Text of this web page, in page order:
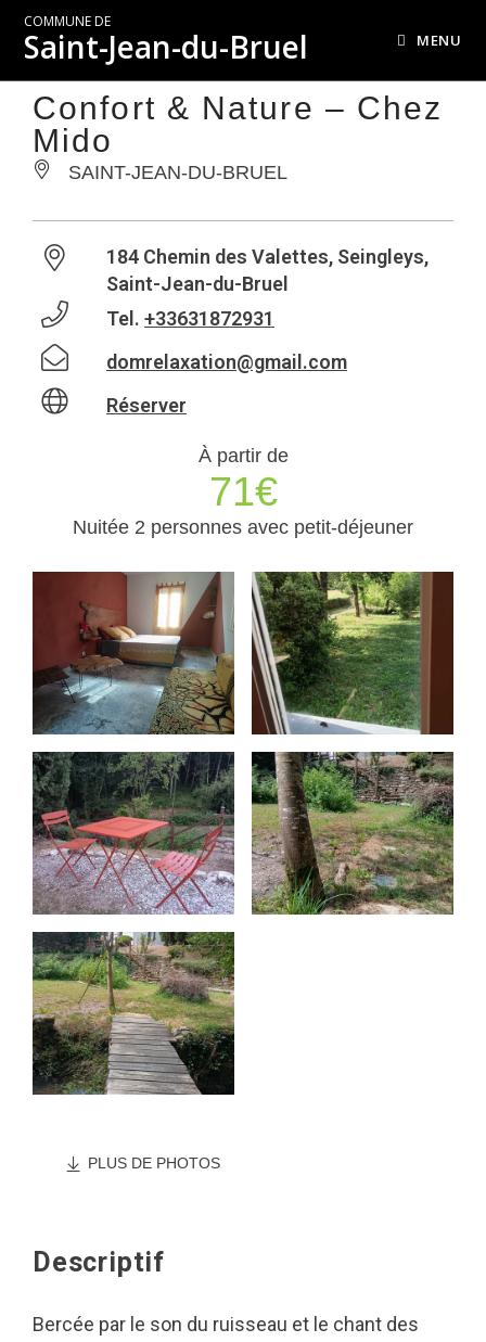
COMMUNE DE
Saint-Jean-du-Bruel MENU
Confort & Nature – Chez
Mido
SAINT-JEAN-DU-BRUEL
184 Chemin des Valettes, Seingleys,
Saint-Jean-du-Bruel
Tel. +33631872931
domrelaxation@gmail.com
Réserver
À partir de
71€
Nuitée 2 personnes avec petit-déjeuner
PLUS DE PHOTOS
Descriptif
Bercée par le son du ruisseau et le chant des